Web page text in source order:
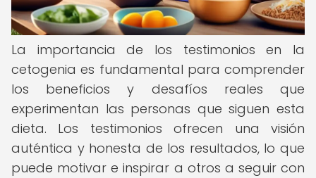
La importancia de los testimonios en la
cetogenia es fundamental para comprender
los beneficios y desafíos reales que
experimentan las personas que siguen esta
dieta. Los testimonios ofrecen una visión
auténtica y honesta de los resultados, lo que
puede motivar e inspirar a otros a seguir con